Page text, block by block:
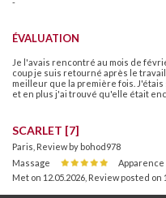
ÉVALUATION
Je l'avais rencontré au mois de
coup je suis retourné après le
meilleur que la première fois.
et en plus j'ai trouvé qu'elle était
SCARLET [7]
Paris, Review by bohod978
Massage
Apparence
Met on 12.05.2026 Review posted on